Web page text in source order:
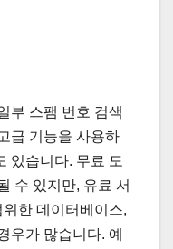
부 스팸 번호 검색
급 기능을 사용하
있습니다. 무료 도
수 있지만, 유료 서
한 데이터베이스,
우가 많습니다. 예